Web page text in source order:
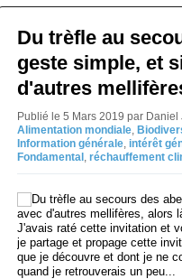
Du trèfle au
geste simple, et
d'autres
Publié le 5 Mars 2019 par
Alimentation mondiale,
Information générale, intérêt
Fondamental , réchauffement
J'avais raté cette invitation et
je partage et propage cette
que je découvre et dont je ne
quand je retrouverais un peu...